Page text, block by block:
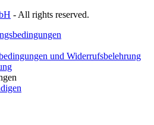
- All rights reserved.
und Widerrufsbelehrung